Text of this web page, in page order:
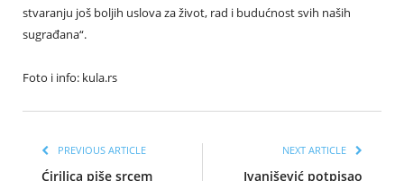
stvaranju još boljih uslova za život, rad i budućnost svih naših
sugrađana“.
Foto i info: kula.rs
PREVIOUS ARTICLE
Ćirilica piše srcem
NEXT ARTICLE
Ivanišević potpisao